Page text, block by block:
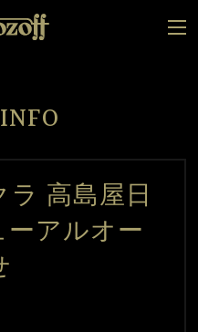
ラ 高島屋日
アルオー